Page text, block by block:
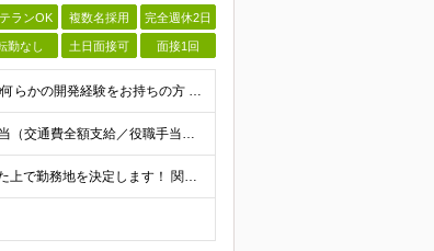
ランOK 複数名採用 完全週休2日
勤なし 土日面接可 面接1回
◎第二新卒歓迎 ◎学歴不問 ━━━━━━━━━━━━━━━━ ■何らかの開発経験をお持ちの方 ━━━━━━━━━━━━━━━━ ＜歓迎要素＞ ＊RTOSやLinux開発経験 ＊車載機器開発経験（上流
＜想定年収400万円～700万円＞ ◆月給27万円～48万円＋各種手当（交通費全額支給／役職手当／在宅手当など） ※これまでの経験やスキルを考慮のうえ、当社規定に沿って決定します。 ※6ヶ月間の試用期
★業績好調により新オフィスに移転！★転勤なし★希望を考慮した上で勤務地を決定します！ 関東（東京都、神奈川県）または大阪、福岡のプロジェクト先での勤務となります。 ＜東京本社＞ 東京都品川区大崎4